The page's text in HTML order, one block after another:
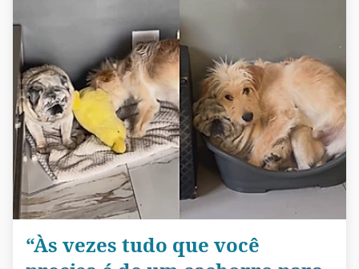
“Às vezes tudo que você